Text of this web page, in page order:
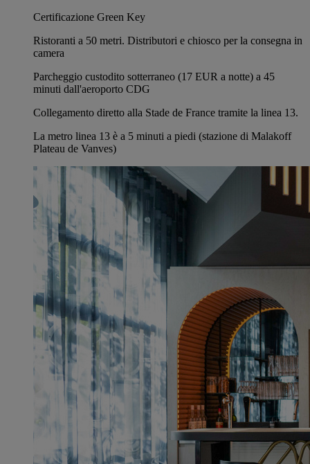
Certificazione Green Key
Ristoranti a 50 metri. Distributori e chiosco per la consegna in
camera
Parcheggio custodito sotterraneo (17 EUR a notte) a 45
minuti dall'aeroporto CDG
Collegamento diretto alla Stade de France tramite la linea 13.
La metro linea 13 è a 5 minuti a piedi (stazione di Malakoff
Plateau de Vanves)